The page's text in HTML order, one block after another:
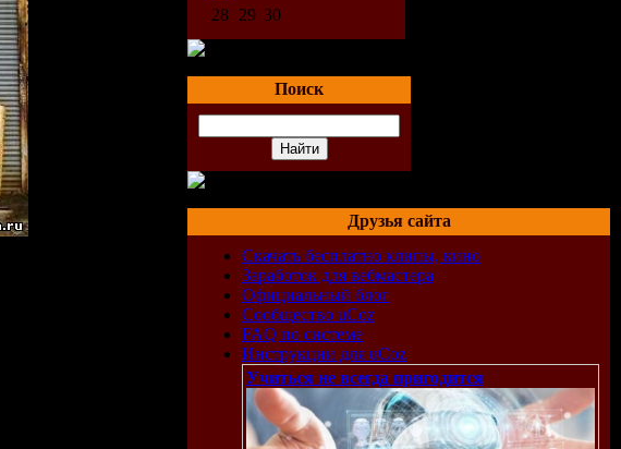
28 29 30
Поиск
Друзья сайта
Скачать бесплатно клипы, кино
Заработок для вебмастера
Официальный блог
Сообщество uCoz
FAQ по системе
Инструкции для uCoz
Учиться не всегда пригодится